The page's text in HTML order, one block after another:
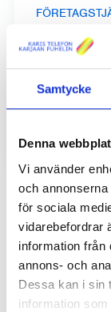
Samtycke
Denna
Vi använder
och
för sociala
vidarebefordrar
information från
annons- och
Dessa kan i sin
information
Våra
programvara,
vårt
EKM